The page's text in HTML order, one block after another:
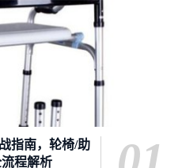
指南，轮椅/助
程解析